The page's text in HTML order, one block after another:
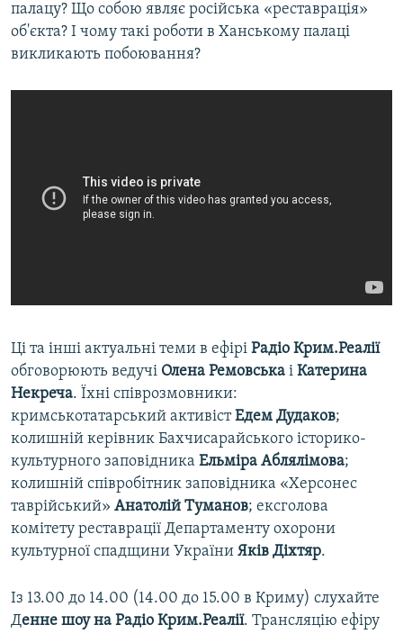
палацу? Що собою являє російська «реставрація»
об'єкта? І чому такі роботи в Ханському палаці
викликають побоювання?
Ці та інші актуальні теми в ефірі Радіо Крим.Реалії
обговорюють ведучі Олена Ремовська і Катерина
Некреча. Їхні співрозмовники:
кримськотатарський активістЕдем Дудаков;
колишній керівник Бахчисарайського історико-
культурного заповідника Ельміра Аблялімова;
колишній співробітник заповідника «Херсонес
таврійський» Анатолій Туманов; ексголова
комітету реставрації Департаменту охорони
культурної спадщини України Яків Діхтяр.
Із 13.00 до 14.00 (14.00 до 15.00 в Криму) слухайте
Денне шоу на Радіо Крим.Реалії. Трансляцію ефіру